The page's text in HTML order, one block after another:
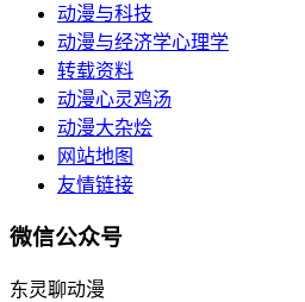
动漫与科技
动漫与经济学心理学
转载资料
动漫心灵鸡汤
动漫大杂烩
网站地图
友情链接
微信公众号
东灵聊动漫